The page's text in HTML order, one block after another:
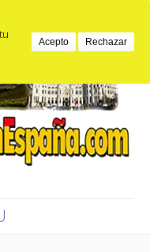
Madrid, España
Acepto Rechazar